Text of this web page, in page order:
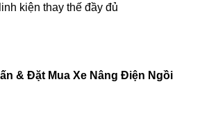
kiện thay thế đầy đủ
& Đặt Mua Xe Nâng Điện Ngồi